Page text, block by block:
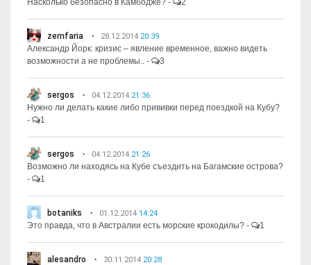
zemfaria 28.12.2014 20:39
Александр Йорк: кризис – явление временное, важно видеть
возможности а не проблемы..
- 3
sergos 04.12.2014 21:36
Нужно ли делать какие либо прививки перед поездкой на Кубу?
-
1
sergos 04.12.2014 21:26
Возможно ли находясь на Кубе съездить на Багамские острова?
-
1
botaniks 01.12.2014 14:24
Это правда, что в Австралии есть морские крокодилы? - 1
alesandro 30.11.2014 20:28